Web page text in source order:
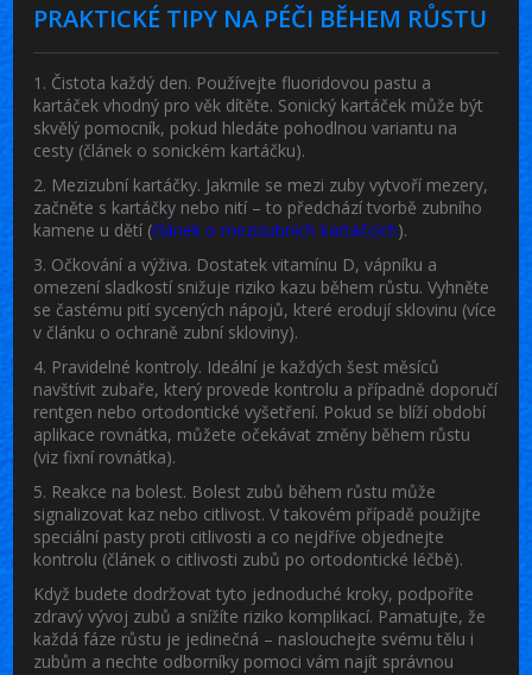
PRAKTICKÉ TIPY NA PÉČI BĚHEM RŮSTU
1. Čistota každý den. Používejte fluoridovou pastu a
kartáček vhodný pro věk dítěte. Sonický kartáček může být
skvělý pomocník, pokud hledáte pohodlnou variantu na
cesty (článek o sonickém kartáčku).
2. Mezizubní kartáčky. Jakmile se mezi zuby vytvoří mezery,
začněte s kartáčky nebo nití – to předchází tvorbě zubního
kamene u dětí (článek o mezizubních kartáčcích).
3. Očkování a výživa. Dostatek vitamínu D, vápníku a
omezení sladkostí snižuje riziko kazu během růstu. Vyhněte
se častému pití sycených nápojů, které erodují sklovinu (více
v článku o ochraně zubní skloviny).
4. Pravidelné kontroly. Ideální je každých šest měsíců
navštívit zubaře, který provede kontrolu a případně doporučí
rentgen nebo ortodontické vyšetření. Pokud se blíží období
aplikace rovnátka, můžete očekávat změny během růstu
(vizfixní rovnátka).
5. Reakce na bolest. Bolest zubů během růstu může
signalizovat kaz nebo citlivost. V takovém případě použijte
speciální pasty proti citlivosti a co nejdříve objednejte
kontrolu (článek o citlivosti zubů po ortodontické léčbě).
Když budete dodržovat tyto jednoduché kroky, podpoříte
zdravý vývoj zubů a snížíte riziko komplikací. Pamatujte, že
každá fáze růstu je jedinečná – naslouchejte svému tělu i
zubům a nechte odborníky pomoci vám najít správnou